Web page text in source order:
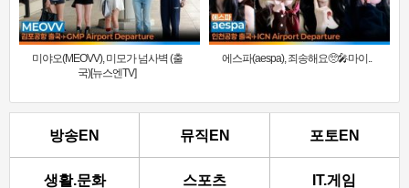
미야오(MEOVV), 미모가 넘사벽 (출
국)[뉴스엔TV]
에스파(aespa), 죄송해요🥺🎤마이..
방송EN 뮤직EN 포토EN
생활.문화 스포츠 IT.게임